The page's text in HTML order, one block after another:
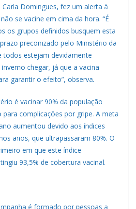
Domingues, fez um alerta à
se vacine em cima da hora. “É
os grupos definidos busquem esta
preconizado pelo Ministério da
todos estejam devidamente
chegar, já que a vacina
garantir o efeito”, observa.
é vacinar 90% da população
para complicações por gripe. A meta
aumentou devido aos índices
anos, que ultrapassaram 80%. O
em que este índice
93,5% de cobertura vacinal.
é formado por pessoas a